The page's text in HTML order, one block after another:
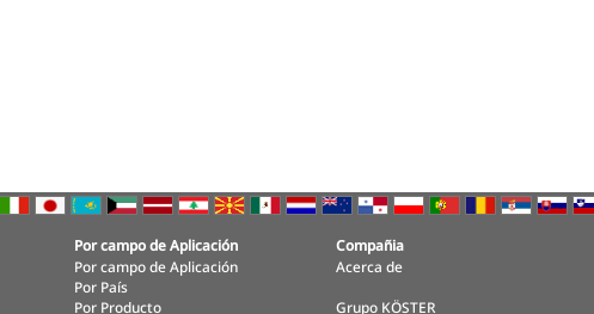
Por campo de Aplicación
Por campo de Aplicación
Por País
Por Producto
Compañia
Acerca de
Grupo KÖSTER